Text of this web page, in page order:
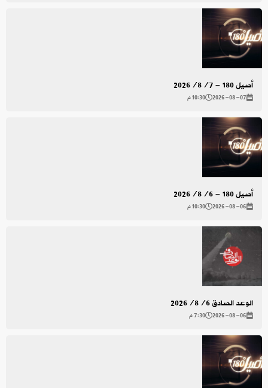
أصيل 180 - 2026/8/7
2026-08-07 10:30 م
أصيل 180 - 2026/8/6
2026-08-06 10:30 م
الوعد الصادق 2026/8/6
2026-08-06 7:30 م